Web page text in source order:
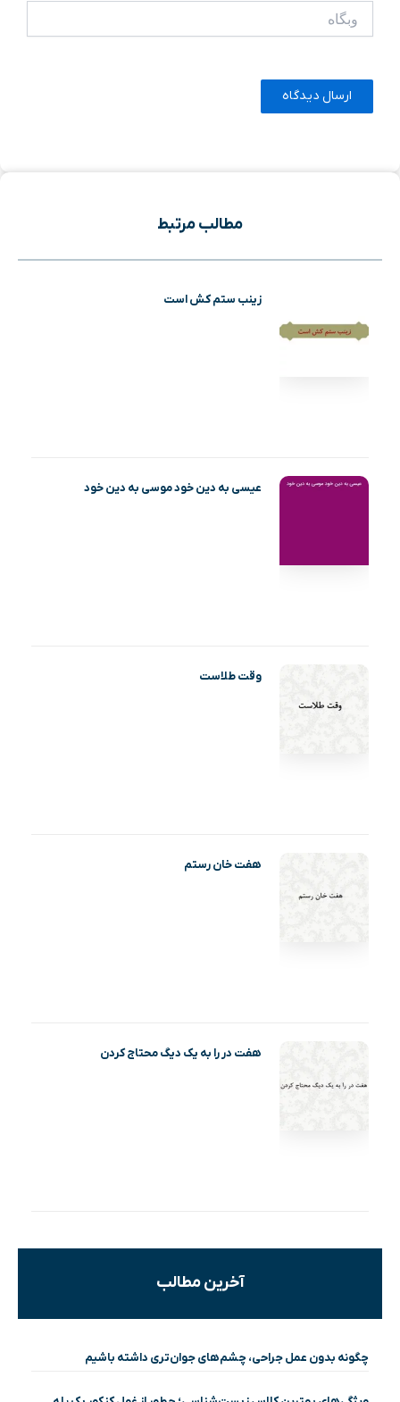
مطالب مرتبط
زینب ستم کش است
عیسی به دین خود موسی به دین خود
وقت طلاست
هفت خان رستم
هفت در را به یک دیگ محتاج کردن
آخرین مطالب
چگونه بدون عمل جراحی، چشم‌های جوان‌تری داشته باشیم